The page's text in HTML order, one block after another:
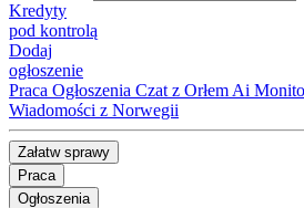
Kredyty
pod kontrolą
Dodaj
ogłoszenie
Praca Ogłoszenia Czat z Orłem Ai
Wiadomości z Norwegii
Załatw sprawy
Praca
Ogłoszenia